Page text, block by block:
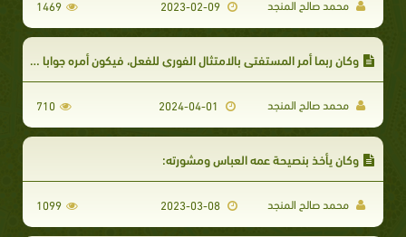
محمد صالح المنجد 2023-02-09
1469
وكان ربما أمر المستفتي بالامتثال الفوري للفعل، فيكون أمره جوابا لسؤال السائل
محمد صالح المنجد 710
وكان يأخذ بنصيحة عمه العباس ومشورته:
محمد صالح المنجد 2023-03-08
1099